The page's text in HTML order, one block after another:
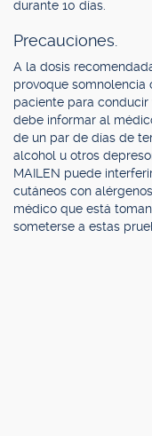
durante 10 días.
Precauciones.
A la dosis
provoque
paciente para conducir
debe informar al
de un par de días de
alcohol u otros
MAILEN puede
cutáneos con
médico que está
someterse a estas